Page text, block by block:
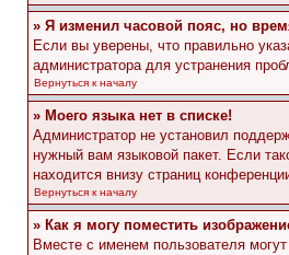
» Я изменил часовой пояс, но
Если вы уверены, что правильно
администратора для устранения
Вернуться к началу
» Моего языка нет в списке!
Администратор не установил
нужный вам языковой пакет. Если
находится внизу страниц
Вернуться к началу
» Как я могу поместить
Вместе с именем пользователя